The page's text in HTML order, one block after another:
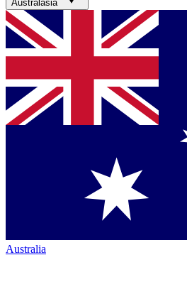
Australasia
Australia